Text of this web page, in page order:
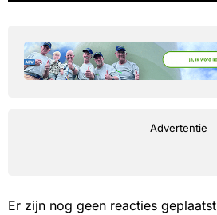
Advertentie
Er zijn nog geen reacties geplaatst